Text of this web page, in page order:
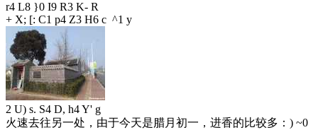
r4 L8 }0 I9 R3 K- R
+ X; [: C1 p4 Z3 H6 c ^1 y
2 U) s. S4 D, h4 Y' g
火速去往另一处，由于今天是腊月初一，进香的比较多： ) ~0